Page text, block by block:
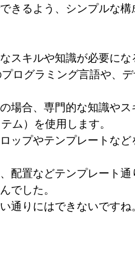
きるよう、シンプルな構
キルや知識が必要にな
ログラミング言語や、
場合、専門的な知識や
ム）を使用します。
ップやテンプレートな
配置などテンプレート
でした。
通りにはできないですね。